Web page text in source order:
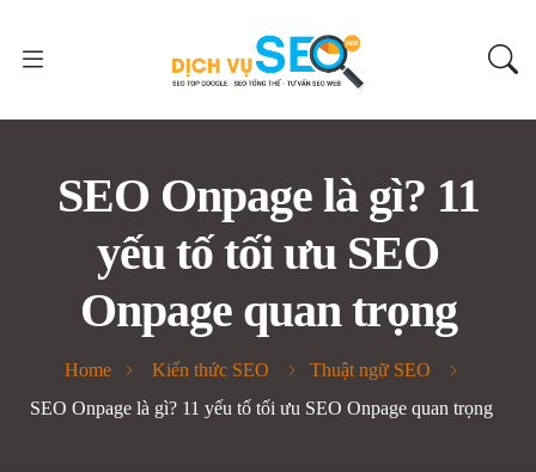
SEO Onpage là gì? 11
yếu tố tối ưu SEO
Onpage quan trọng
Home Kiến thức SEO
Thuật ngữ SEO
SEO Onpage là gì? 11 yếu tố tối ưu SEO Onpage quan trọng